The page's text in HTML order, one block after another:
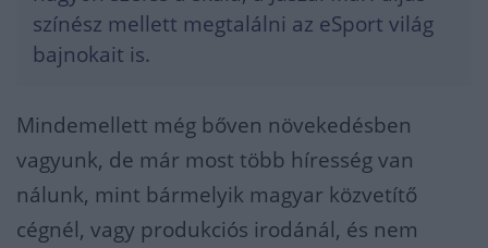
színész mellett megtalálni az eSport világ
bajnokait is.
Mindemellett még bőven növekedésben
vagyunk, de már most több híresség van
nálunk, mint bármelyik magyar közvetítő
cégnél, vagy produkciós irodánál, és nem